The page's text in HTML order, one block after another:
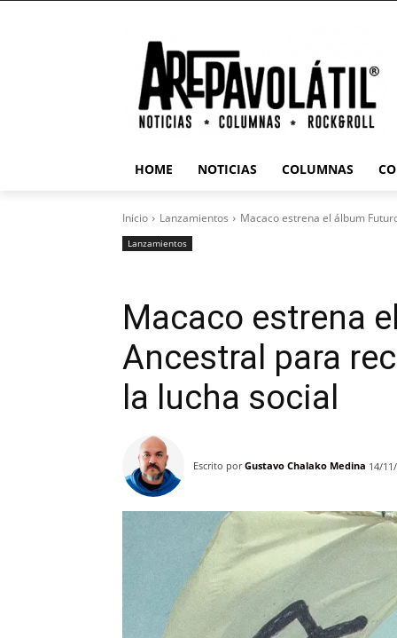
HOME NOTICIAS COLUMNAS
Inicio Lanzamientos Macaco estrena el álbum
Lanzamientos
Macaco estrena
Ancestral para
la lucha social
Escrito por Gustavo Chalako Medina 14/